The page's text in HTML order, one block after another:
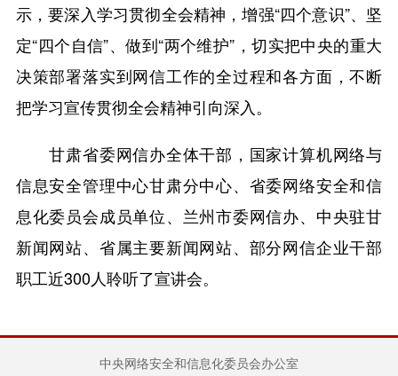
示，要深入学习贯彻全会精神，增强“四个意识”、坚
定“四个自信”、做到“两个维护”，切实把中央的重大
决策部署落实到网信工作的全过程和各方面，不断
把学习宣传贯彻全会精神引向深入。
甘肃省委网信办全体干部，国家计算机网络与
信息安全管理中心甘肃分中心、省委网络安全和信
息化委员会成员单位、兰州市委网信办、中央驻甘
新闻网站、省属主要新闻网站、部分网信企业干部
职工近300人聆听了宣讲会。
中央网络安全和信息化委员会办公室